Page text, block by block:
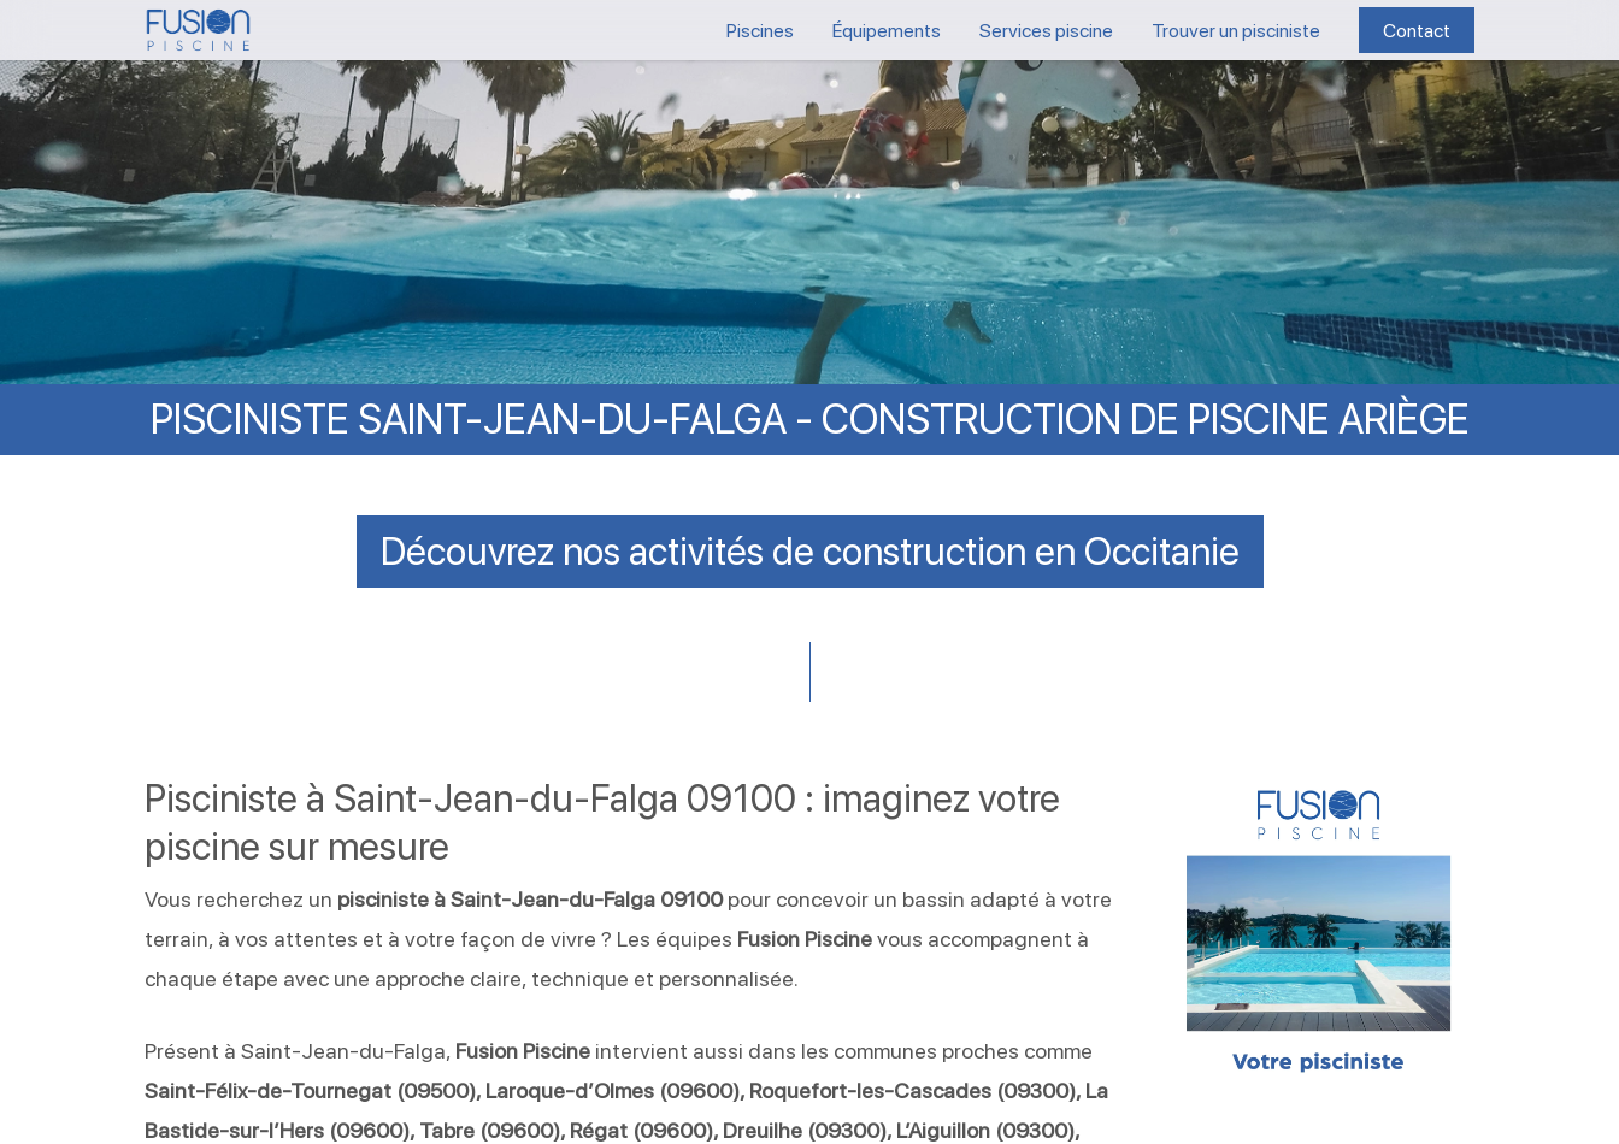
to
main
content
Piscines Équipements Services piscine Trouver un pisciniste Contact
PISCINISTE SAINT-JEAN-DU-FALGA - CONSTRUCTION DE PISCINE ARIÈGE
Découvrez nos activités de construction en Occitanie
Pisciniste à Saint-Jean-du-Falga 09100 : imaginez votre
piscine sur mesure
Vous recherchez un pisciniste à Saint-Jean-du-Falga 09100pour concevoir un bassin adapté à votre
terrain, à vos attentes et à votre façon de vivre ? Les équipes Fusion Piscinevous accompagnent à
chaque étape avec une approche claire, technique et personnalisée.
Présent à Saint-Jean-du-Falga, Fusion Piscine intervient aussi dans les communes proches comme
Saint-Félix-de-Tournegat (09500), Laroque-d’Olmes (09600), Roquefort-les-Cascades (09300), La
Bastide-sur-l’Hers (09600), Tabre (09600), Régat (09600), Dreuilhe (09300), L’Aiguillon (09300),